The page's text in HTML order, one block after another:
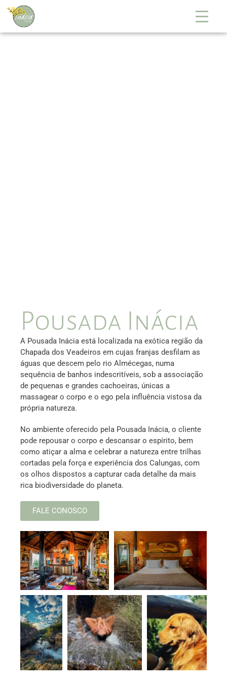
Pousada Inácia
A Pousada Inácia está localizada na exótica região da
Chapada dos Veadeiros em cujas franjas desfilam as
águas que descem pelo rio Almécegas, numa
sequência de banhos indescritíveis, sob a associação
de pequenas e grandes cachoeiras, únicas a
massagear o corpo e o ego pela influência vistosa da
própria natureza.
No ambiente oferecido pela Pousada Inácia, o cliente
pode repousar o corpo e descansar o espírito, bem
como atiçar a alma e celebrar a natureza entre trilhas
cortadas pela força e experiência dos Calungas, com
os olhos dispostos a capturar cada detalhe da mais
rica biodiversidade do planeta.
FALE CONOSCO